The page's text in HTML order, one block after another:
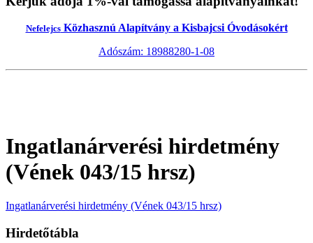
NefelejcsKözhasznú Alapítvány a Kisbajcsi Óvodásokért
Adószám: 18988280-1-08
Ingatlanárverési hirdetmény
(Vének 043/15 hrsz)
Ingatlanárverési hirdetmény (Vének 043/15 hrsz)
Hirdetőtábla